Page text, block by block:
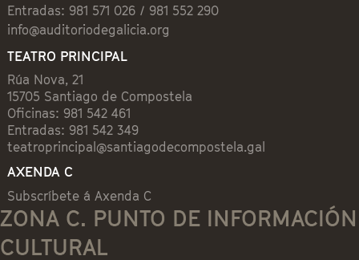
Entradas: 981 571 026 / 981 552 290
info@auditoriodegalicia.org
TEATRO PRINCIPAL
Rúa Nova, 21
15705 Santiago de Compostela
Oficinas: 981 542 461
Entradas: 981 542 349
teatroprincipal@santiagodecompostela.gal
AXENDA C
Subscríbete á Axenda C
ZONA C. PUNTO DE INFORMACIÓN
CULTURAL